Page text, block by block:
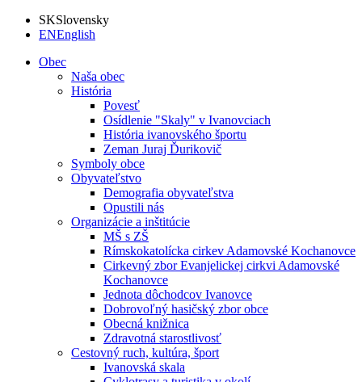
SKSlovensky
ENEnglish
Obec
Naša obec
História
Povesť
Osídlenie "Skaly" v Ivanovciach
História ivanovského športu
Zeman Juraj Ďurikovič
Symboly obce
Obyvateľstvo
Demografia obyvateľstva
Opustili nás
Organizácie a inštitúcie
MŠ s ZŠ
Rímskokatolícka cirkev Adamovské Kochanovce
Cirkevný zbor Evanjelickej cirkvi Adamovské
Kochanovce
Jednota dôchodcov Ivanovce
Dobrovoľný hasičský zbor obce
Obecná knižnica
Zdravotná starostlivosť
Cestovný ruch, kultúra, šport
Ivanovská skala